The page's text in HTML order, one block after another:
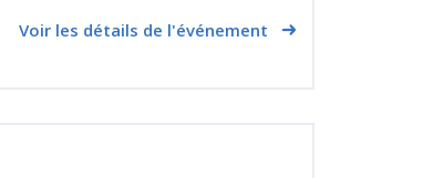
Voir les détails de l'événement